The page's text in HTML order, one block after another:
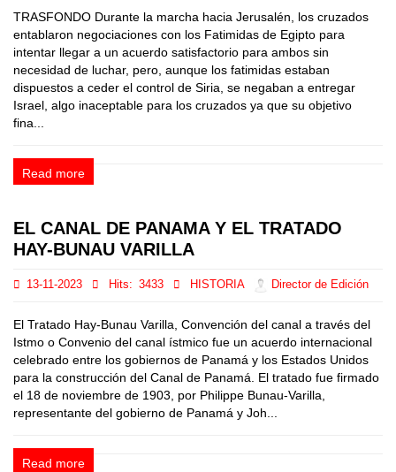
TRASFONDO Durante la marcha hacia Jerusalén, los cruzados
entablaron negociaciones con los Fatimidas de Egipto para
intentar llegar a un acuerdo satisfactorio para ambos sin
necesidad de luchar, pero, aunque los fatimidas estaban
dispuestos a ceder el control de Siria, se negaban a entregar
Israel, algo inaceptable para los cruzados ya que su objetivo
fina...
Read more
EL CANAL DE PANAMA Y EL TRATADO
HAY-BUNAU VARILLA
13-11-2023 Hits: 3433 HISTORIA Director de Edición
El Tratado Hay-Bunau Varilla, Convención del canal a través del
Istmo o Convenio del canal ístmico fue un acuerdo internacional
celebrado entre los gobiernos de Panamá y los Estados Unidos
para la construcción del Canal de Panamá. El tratado fue firmado
el 18 de noviembre de 1903, por Philippe Bunau-Varilla,
representante del gobierno de Panamá y Joh...
Read more